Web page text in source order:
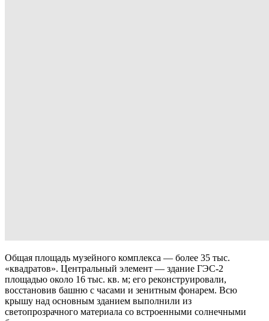
Общая площадь музейного комплекса — более 35 тыс.
«квадратов». Центральный элемент — здание ГЭС-2
площадью около 16 тыс. кв. м; его реконструировали,
восстановив башню с часами и зенитным фонарем. Всю
крышу над основным зданием выполнили из
светопрозрачного материала со встроенными солнечными